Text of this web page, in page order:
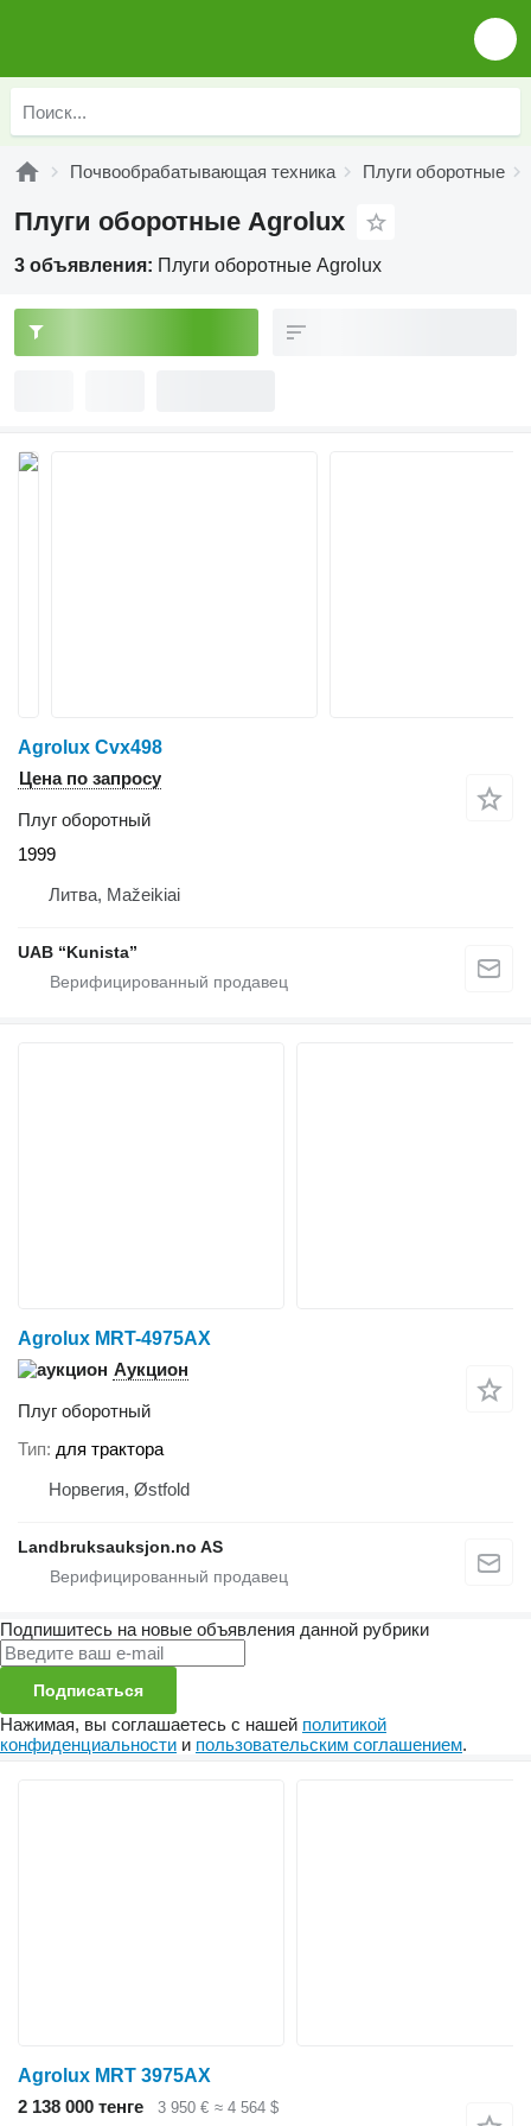
Почвообрабатывающая техника Плуги оборотные
Плуги оборотные Agrolux
3 объявления: Плуги оборотные Agrolux
Agrolux Cvx498
Цена по запросу
Плуг оборотный
1999
Литва, Mažeikiai
UAB “Kunista”
Agrolux MRT-4975AX
Аукцион
Плуг оборотный
Тип для трактора
Норвегия, Østfold
Landbruksauksjon.no AS
Подпишитесь на новые объявления данной рубрики
Подписаться
Нажимая, вы соглашаетесь с нашей политикой
конфиденциальности и пользовательским соглашением.
Agrolux MRT 3975AX
2 138 000 тенге
3 950 € ≈ 4 564 $